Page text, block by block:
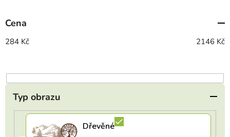
p
r
o
u
k
Cena
284 Kč 2146 Kč
Typ obrazu